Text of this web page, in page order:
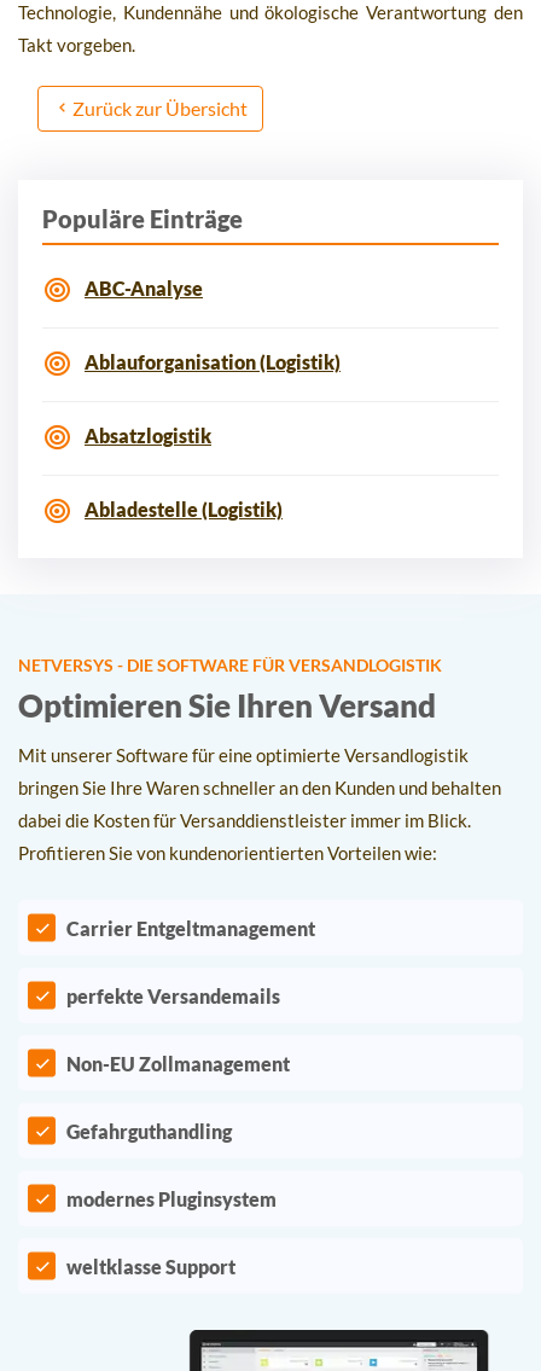
Technologie, Kundennähe und ökologische Verantwortung den
Takt vorgeben.
Zurück zur Übersicht
Populäre Einträge
ABC-Analyse
Ablauforganisation (Logistik)
Absatzlogistik
Abladestelle (Logistik)
NETVERSYS - DIE SOFTWARE FÜR VERSANDLOGISTIK
Optimieren Sie Ihren Versand
Mit unserer Software für eine optimierte Versandlogistik
bringen Sie Ihre Waren schneller an den Kunden und behalten
dabei die Kosten für Versanddienstleister immer im Blick.
Profitieren Sie von kundenorientierten Vorteilen wie:
Carrier Entgeltmanagement
perfekte Versandemails
Non-EU Zollmanagement
Gefahrguthandling
modernes Pluginsystem
weltklasse Support